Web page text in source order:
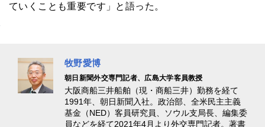
ていくことも重要です」と語った。
牧野愛博
朝日新聞外交専門記者、広島大学客員教授
大阪商船三井船舶（現・商船三井）勤務を経て
1991年、朝日新聞入社。政治部、全米民主主義
基金（NED）客員研究員、ソウル支局長、編集委
員などを経て2021年4月より外交専門記者。著書